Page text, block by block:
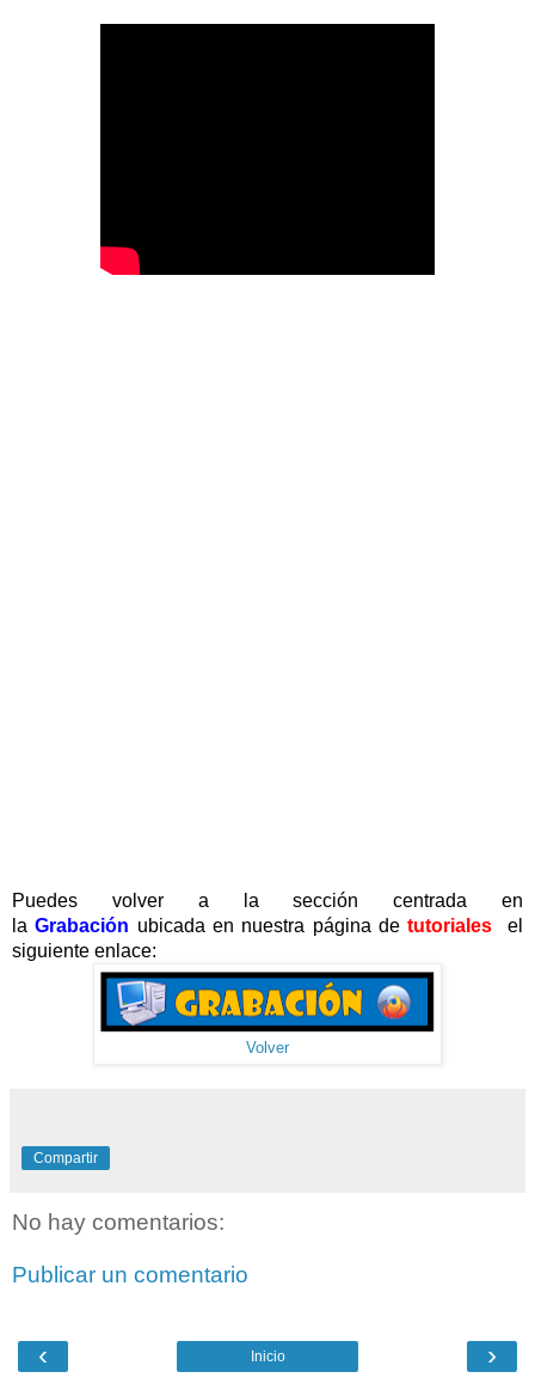
Puedes volver a la sección centrada en
laGrabación ubicada en nuestra página detutorialesel
siguiente enlace:
Volver
Compartir
No hay comentarios:
Publicar un comentario
‹ ›
Inicio